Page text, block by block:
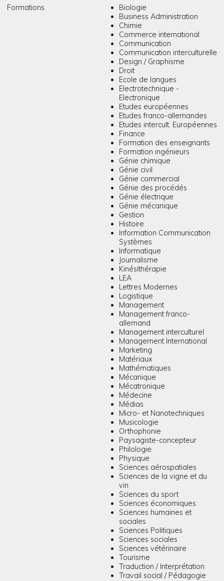
Formations
Biologie
Business Administration
Chimie
Commerce international
Communication
Communication interculturelle
Design / Graphisme
Droit
Ecole de langues
Electrotechnique -
Electronique
Etudes européennes
Etudes franco-allemandes
Etudes intercult. Européennes
Finance
Formation des enseignants
Formation ingénieurs
Génie chimique
Génie civil
Génie commercial
Génie des procédés
Génie électrique
Génie mécanique
Gestion
Histoire
Information Communication
Systèmes
Informatique
Journalisme
Kinésithérapie
LEA
Lettres Modernes
Logistique
Management
Management franco-
allemand
Management interculturel
Management International
Marketing
Matériaux
Mathématiques
Mécanique
Mécatronique
Médecine
Médias
Micro- et Nanotechniques
Musicologie
Orthophonie
Paysagiste-concepteur
Philologie
Physique
Sciences aérospatiales
Sciences de la vigne et du
vin
Sciences du sport
Sciences économiques
Sciences humaines et
sociales
Sciences Politiques
Sciences sociales
Sciences vétérinaire
Tourisme
Traduction / Interprétation
Travail social / Pédagogie